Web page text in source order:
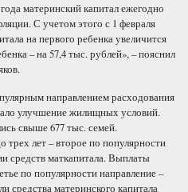
материнский капитал ежегодно
С учетом этого с 1 февраля
на первого ребенка увеличится
– на 57,4 тыс. рублей», – пояснил
направлением расходования
улучшение жилищных условий.
свыше 677 тыс. семей.
трех лет – второе по популярности
средств маткапитала. Выплаты
по популярности направление –
средства материнского капитала